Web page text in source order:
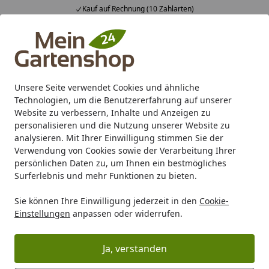
Unsere Seite verwendet Cookies und ähnliche
Technologien, um die Benutzererfahrung auf unserer
Website zu verbessern, Inhalte und Anzeigen zu
personalisieren und die Nutzung unserer Website zu
analysieren. Mit Ihrer Einwilligung stimmen Sie der
Verwendung von Cookies sowie der Verarbeitung Ihrer
persönlichen Daten zu, um Ihnen ein bestmögliches
Surferlebnis und mehr Funktionen zu bieten.
Sie können Ihre Einwilligung jederzeit in den Cookie-
Einstellungen anpassen oder widerrufen.
Ja, verstanden
Kauf auf Rechnung (10 Zahlarten)
Alle Produkte
Mein Konto
Suchen
Karibu Pools inkl. gratis Sandfilteranlage & Pool-
Starterset (Gesamtwert bis 468,99€)
Startseite
Freizeit Gartenmöbel Gartentische Garten-Esstische
90 cm, Edelstahl / HPL Betonoptik